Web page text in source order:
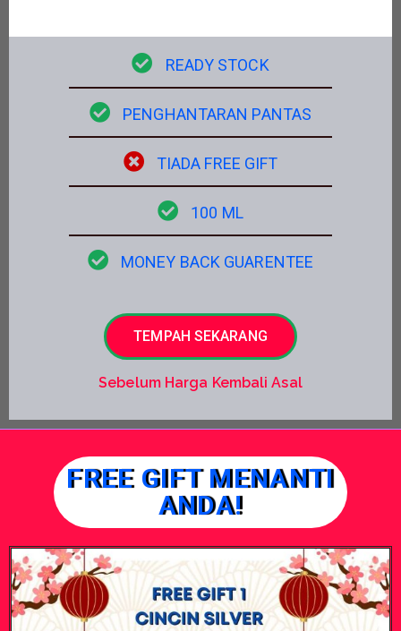
READY STOCK
PENGHANTARAN PANTAS
TIADA FREE GIFT
100 ML
MONEY BACK GUARENTEE
TEMPAH SEKARANG
Sebelum Harga Kembali Asal
FREE GIFT MENANTI
ANDA!